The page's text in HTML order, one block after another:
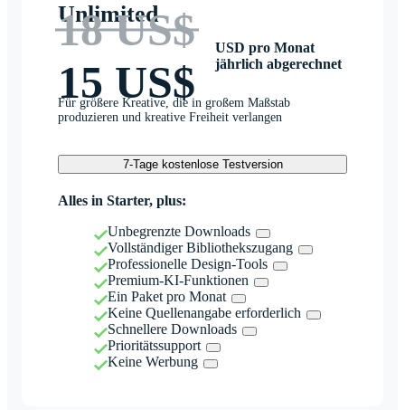
Unlimited
18 US$
15 US$
USD pro Monat
jährlich abgerechnet
Für größere Kreative, die in großem Maßstab
produzieren und kreative Freiheit verlangen
7-Tage kostenlose Testversion
Alles in Starter, plus:
Unbegrenzte Downloads
Vollständiger Bibliothekszugang
Professionelle Design-Tools
Premium-KI-Funktionen
Ein Paket pro Monat
Keine Quellenangabe erforderlich
Schnellere Downloads
Prioritätssupport
Keine Werbung